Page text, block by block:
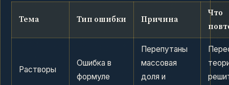
Тема Тип ошибки Причина
Что
Растворы
Ошибка в
формуле
Перепутаны
массовая
доля и